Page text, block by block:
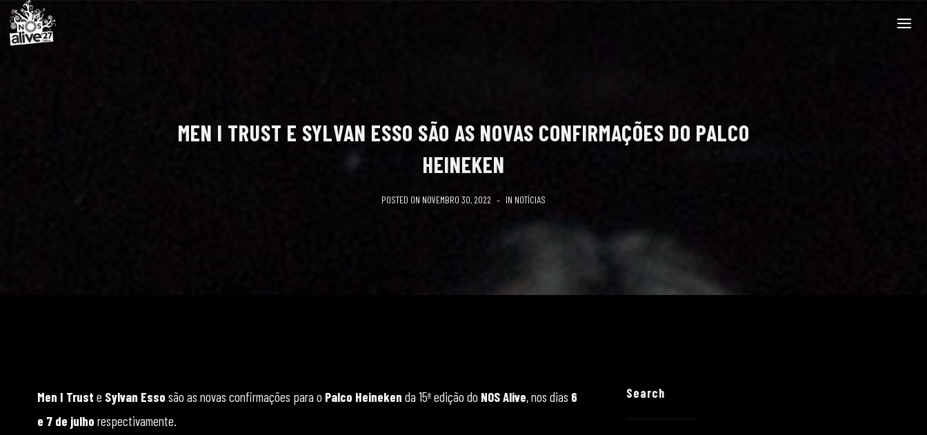
MEN I TRUST E SYLVAN ESSO SÃO AS NOVAS CONFIRMAÇÕES DO PALCO
HEINEKEN
POSTED ON NOVEMBRO 30, 2022 IN NOTÍCIAS
Men I Trust e Sylvan Esso são as novas confirmações para o Palco Heineken da 15ª edição do NOS Alive, nos dias 6
e 7 de julho respectivamente.
Search